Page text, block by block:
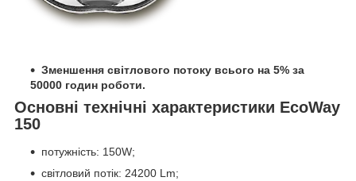
Зменшення світлового потоку всього на 5% за
50000 годин роботи.
Основні технічні характеристики EcoWay
150
потужність: 150W;
світловий потік: 24200 Lm;